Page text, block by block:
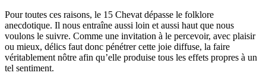
Pour toutes ces raisons, le 15 Chevat dépasse le folklore
anecdotique. Il nous entraîne aussi loin et aussi haut que nous
voulons le suivre. Comme une invitation à le percevoir, avec plaisir
ou mieux, délics faut donc pénétrer cette joie diffuse, la faire
véritablement nôtre afin qu’elle produise tous les effets propres à un
tel sentiment.